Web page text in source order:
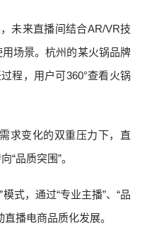
未来直播间结合AR/VR技
场景。杭州的某火锅品牌
程，用户可360°查看火锅
求变化的双重压力下，直
“品质突围”。
式，通过“专业主播”、“品
直播电商品质化发展。